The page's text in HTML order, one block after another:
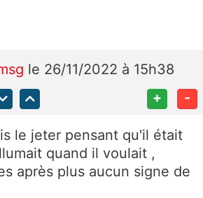
le 26/11/2022 à 15h38
+ -
le jeter pensant qu'il était
quand il voulait ,
après plus aucun signe de